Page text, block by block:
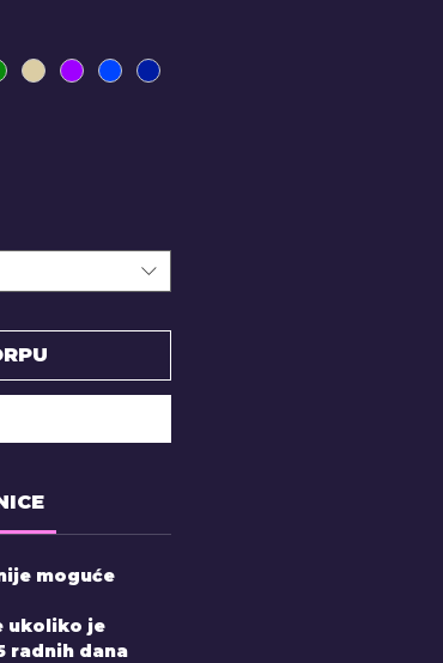
moguće
ukoliko je
radnih dana